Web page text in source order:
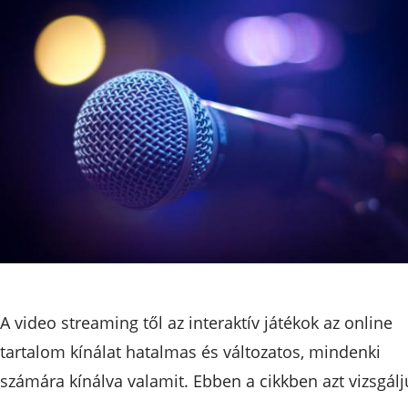
A video streaming től az interaktív játékok az online
tartalom kínálat hatalmas és változatos, mindenki
számára kínálva valamit. Ebben a cikkben azt